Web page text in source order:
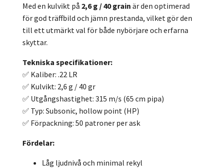
Med en kulvikt på 2,6 g / 40 grain är den optimerad
för god träffbild och jämn prestanda, vilket gör den
till ett utmärkt val för både nybörjare och erfarna
skyttar.
Tekniska specifikationer:
✅ Kaliber: .22 LR
✅ Kulvikt: 2,6 g / 40 gr
✅ Utgångshastighet: 315 m/s (65 cm pipa)
✅ Typ: Subsonic, hollow point (HP)
✅ Förpackning: 50 patroner per ask
Fördelar:
Låg ljudnivå och minimal rekyl